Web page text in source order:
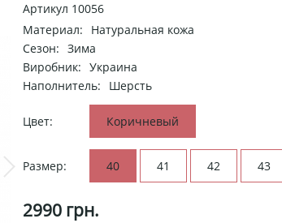
Артикул 10056
Материал:
Натуральная кожа
Сезон: Зима
Виробник: Украина
Наполнитель:
Шерсть
Цвет: Коричневый
Размер: 40 41 42 43
2990 грн.